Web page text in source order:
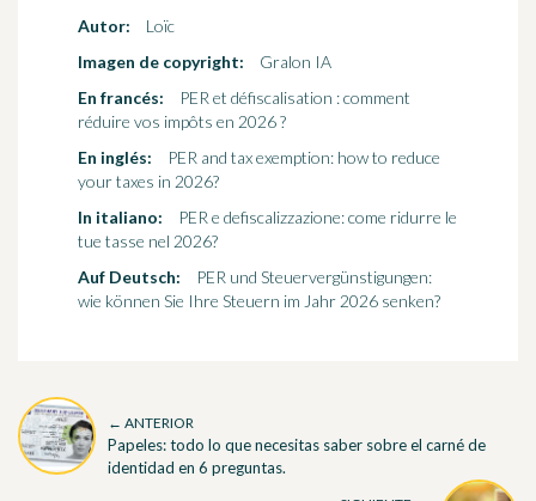
Autor:
Loïc
Imagen de copyright:
Gralon IA
En francés:
PER et défiscalisation : comment
réduire vos impôts en 2026 ?
En inglés:
PER and tax exemption: how to reduce
your taxes in 2026?
In italiano:
PER e defiscalizzazione: come ridurre le
tue tasse nel 2026?
Auf Deutsch:
PER und Steuervergünstigungen:
wie können Sie Ihre Steuern im Jahr 2026 senken?
← ANTERIOR
Papeles: todo lo que necesitas saber sobre el carné de
identidad en 6 preguntas.